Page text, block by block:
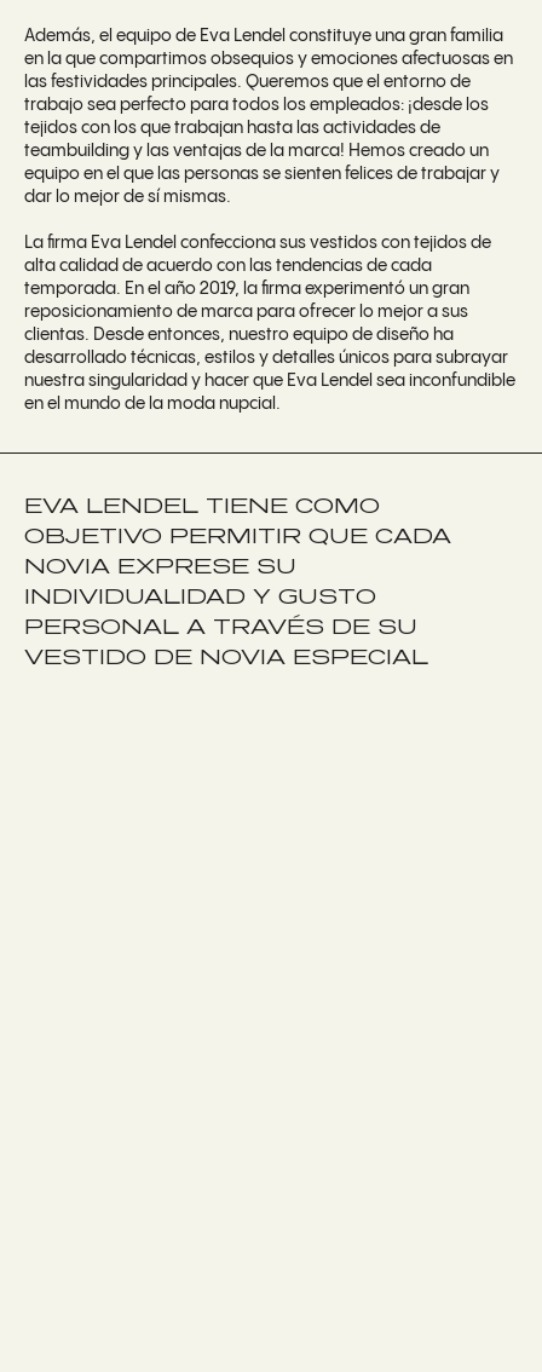
Además, el equipo de Eva Lendel constituye una gran familia
en la que compartimos obsequios y emociones afectuosas en
las festividades principales. Queremos que el entorno de
trabajo sea perfecto para todos los empleados: ¡desde los
tejidos con los que trabajan hasta las actividades de
teambuilding y las ventajas de la marca! Hemos creado un
equipo en el que las personas se sienten felices de trabajar y
dar lo mejor de sí mismas.
La firma Eva Lendel confecciona sus vestidos con tejidos de
alta calidad de acuerdo con las tendencias de cada
temporada. En el año 2019, la firma experimentó un gran
reposicionamiento de marca para ofrecer lo mejor a sus
clientas. Desde entonces, nuestro equipo de diseño ha
desarrollado técnicas, estilos y detalles únicos para subrayar
nuestra singularidad y hacer que Eva Lendel sea inconfundible
en el mundo de la moda nupcial.
EVA LENDEL TIENE COMO
OBJETIVO PERMITIR QUE CADA
NOVIA EXPRESE SU
INDIVIDUALIDAD Y GUSTO
PERSONAL A TRAVÉS DE SU
VESTIDO DE NOVIA ESPECIAL